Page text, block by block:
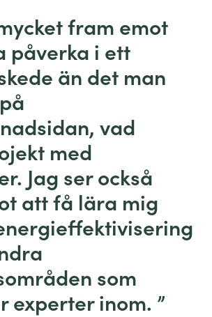
fram emot
påverka i ett
än det man
vad
med
Jag ser också
att få lära mig
som
experter inom. ”